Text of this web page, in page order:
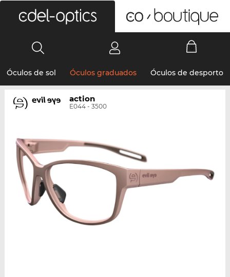
Óculos de sol Óculos graduados Óculos de desporto
action
E044 - 3500